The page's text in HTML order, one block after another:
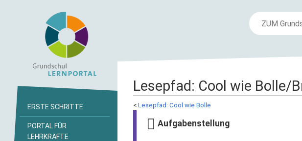
Lesepfad: Cool wie Bolle/
< Lesepfad: Cool wie Bolle
Aufgabenstellung
ERSTE SCHRITTE
PORTAL FÜR
LEHRKRÄFTE